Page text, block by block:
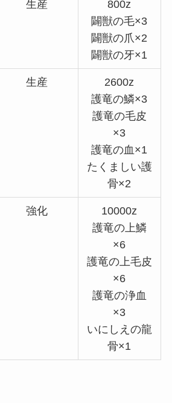
生産
800z
闢獣の毛×3
闢獣の爪×2
闢獣の牙×1
生産
2600z
護竜の鱗×3
護竜の毛皮
×3
護竜の血×1
たくましい護
骨×2
強化
10000z
護竜の上鱗
×6
護竜の上毛皮
×6
護竜の浄血
×3
いにしえの龍
骨×1